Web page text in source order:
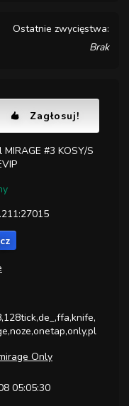
Ostatnie zwycięstwa:
Brak
Zagłosuj!
#3 KOSY/S
Only
05:05:30